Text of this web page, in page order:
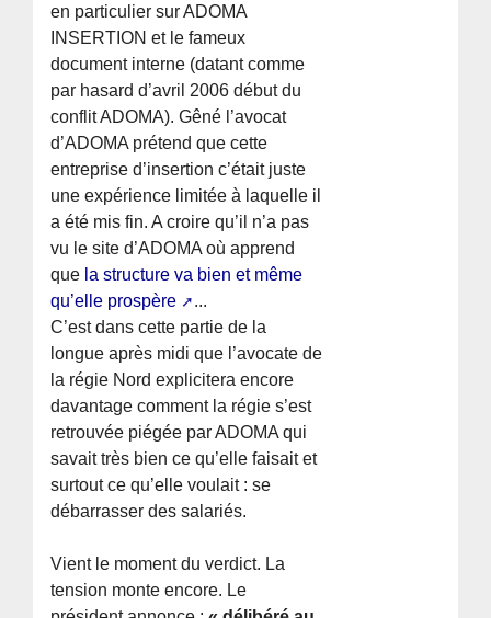
en particulier sur ADOMA
INSERTION et le fameux
document interne (datant comme
par hasard d’avril 2006 début du
conflit ADOMA). Gêné l’avocat
d’ADOMA prétend que cette
entreprise d’insertion c’était juste
une expérience limitée à laquelle il
a été mis fin. A croire qu’il n’a pas
vu le site d’ADOMA où apprend
que la structure va bien et même
qu’elle prospère
...
C’est dans cette partie de la
longue après midi que l’avocate de
la régie Nord explicitera encore
davantage comment la régie s’est
retrouvée piégée par ADOMA qui
savait très bien ce qu’elle faisait et
surtout ce qu’elle voulait : se
débarrasser des salariés.
Vient le moment du verdict. La
tension monte encore. Le